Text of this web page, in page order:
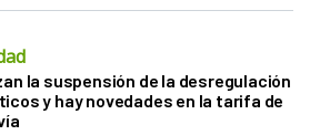
la suspensión de la desregulación
y hay novedades en la tarifa de